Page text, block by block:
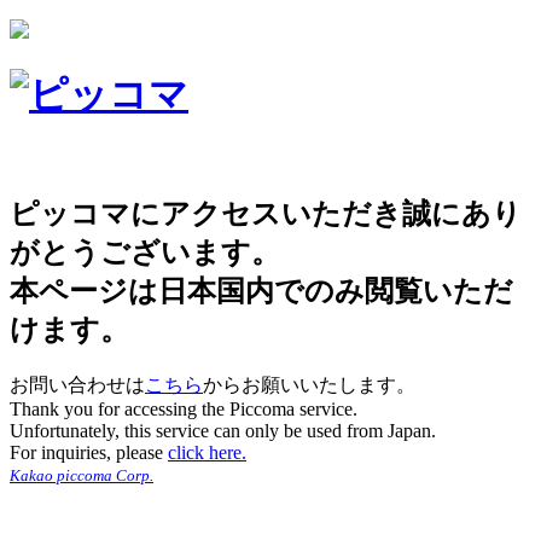
ピッコマにアクセスいただき誠にあり
がとうございます。
本ページは日本国内でのみ閲覧いただ
けます。
お問い合わせはこちらからお願いいたします。
Thank you for accessing the Piccoma service.
Unfortunately, this service can only be used from Japan.
For inquiries, please click here.
Kakao piccoma Corp.